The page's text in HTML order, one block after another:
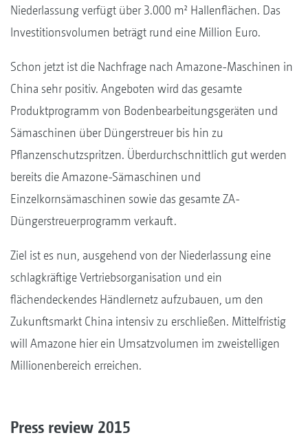
Niederlassung verfügt über 3.000 m² Hallenflächen. Das
Investitionsvolumen beträgt rund eine Million Euro.
Schon jetzt ist die Nachfrage nach Amazone-Maschinen in
China sehr positiv. Angeboten wird das gesamte
Produktprogramm von Bodenbearbeitungsgeräten und
Sämaschinen über Düngerstreuer bis hin zu
Pflanzenschutzspritzen. Überdurchschnittlich gut werden
bereits die Amazone-Sämaschinen und
Einzelkornsämaschinen sowie das gesamte ZA-
Düngerstreuerprogramm verkauft.
Ziel ist es nun, ausgehend von der Niederlassung eine
schlagkräftige Vertriebsorganisation und ein
flächendeckendes Händlernetz aufzubauen, um den
Zukunftsmarkt China intensiv zu erschließen. Mittelfristig
will Amazone hier ein Umsatzvolumen im zweistelligen
Millionenbereich erreichen.
Press review 2015